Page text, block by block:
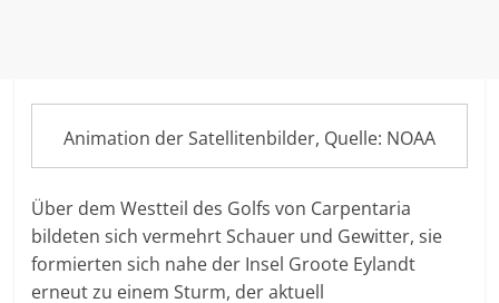
Animation der Satellitenbilder, Quelle: NOAA
Über dem Westteil des Golfs von Carpentaria
bildeten sich vermehrt Schauer und Gewitter, sie
formierten sich nahe der Insel Groote Eylandt
erneut zu einem Sturm, der aktuell